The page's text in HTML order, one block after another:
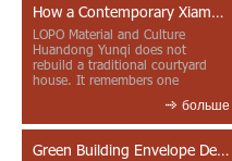
How a Contemporary Xiamen Project Reframes Minnan Red Brick
LOPO Material and Culture
Huandong Yunqi does not
rebuild a traditional courtyard
house. It remembers one
больше
Green Building Envelope Design: Clay Sunscreen Fins for Modern Headquarters Architecture